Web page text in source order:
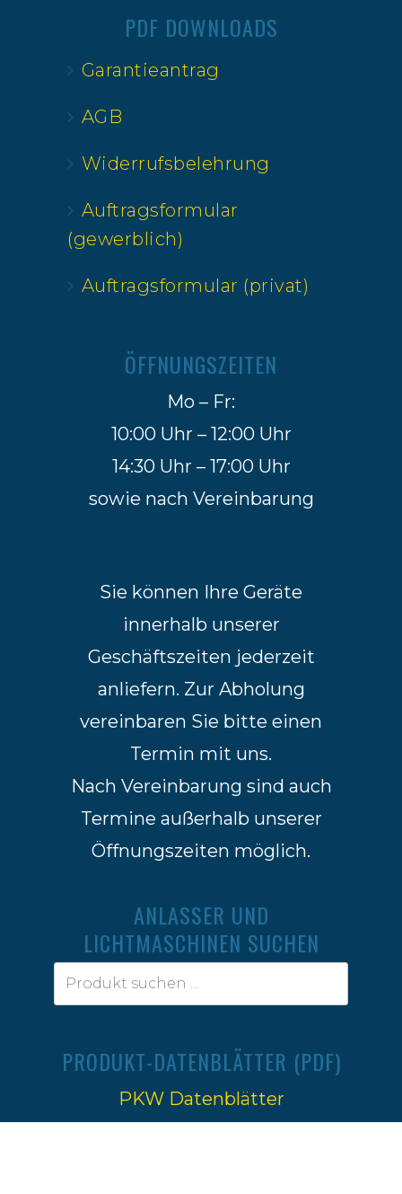
PDF DOWNLOADS
Garantieantrag
AGB
Widerrufsbelehrung
Auftragsformular
(gewerblich)
Auftragsformular (privat)
ÖFFNUNGSZEITEN
Mo – Fr:
10:00 Uhr – 12:00 Uhr
14:30 Uhr – 17:00 Uhr
sowie nach Vereinbarung
Sie können Ihre Geräte
innerhalb unserer
Geschäftszeiten jederzeit
anliefern. Zur Abholung
vereinbaren Sie bitte einen
Termin mit uns.
Nach Vereinbarung sind auch
Termine außerhalb unserer
Öffnungszeiten möglich.
ANLASSER UND
LICHTMASCHINEN SUCHEN
PRODUKT-DATENBLÄTTER (PDF)
PKW Datenblätter